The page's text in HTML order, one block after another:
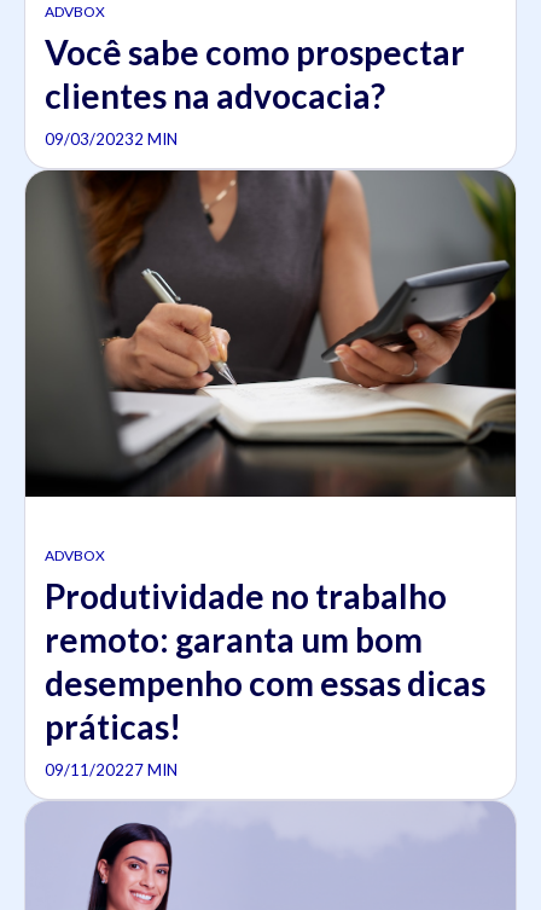
ADVBOX
Você sabe como prospectar
clientes na advocacia?
09/03/20232 MIN
ADVBOX
Produtividade no trabalho
remoto: garanta um bom
desempenho com essas dicas
práticas!
09/11/20227 MIN